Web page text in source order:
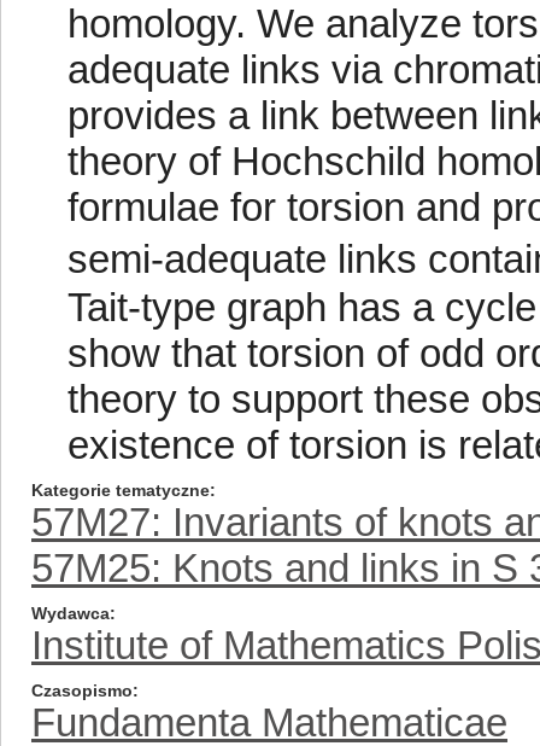
homology. We analyze
adequate links via
provides a link between
theory of Hochschild
formulae for torsion and
semi-adequate links
Tait-type graph has a
show that torsion of odd
theory to support these
existence of torsion is
Kategorie tematyczne
57M27: Invariants of knots
57M25: Knots and links in S
Wydawca
Institute of Mathematics
Czasopismo
Fundamenta Mathematicae